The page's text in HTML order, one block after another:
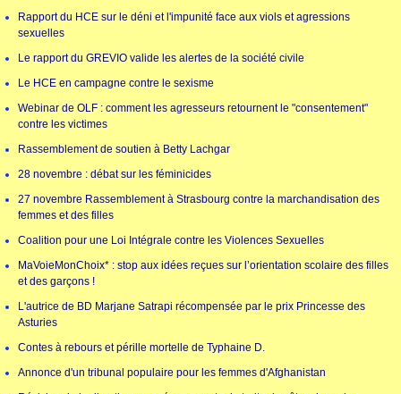
Rapport du HCE sur le déni et l'impunité face aux viols et agressions
sexuelles
Le rapport du GREVIO valide les alertes de la société civile
Le HCE en campagne contre le sexisme
Webinar de OLF : comment les agresseurs retournent le "consentement"
contre les victimes
Rassemblement de soutien à Betty Lachgar
28 novembre : débat sur les féminicides
27 novembre Rassemblement à Strasbourg contre la marchandisation des
femmes et des filles
Coalition pour une Loi Intégrale contre les Violences Sexuelles
MaVoieMonChoix* : stop aux idées reçues sur l’orientation scolaire des filles
et des garçons !
L'autrice de BD Marjane Satrapi récompensée par le prix Princesse des
Asturies
Contes à rebours et pérille mortelle de Typhaine D.
Annonce d'un tribunal populaire pour les femmes d'Afghanistan